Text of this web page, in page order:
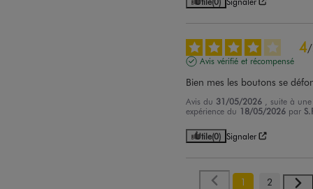
4/
Avis vérifié et récompensé
Bien mes les boutons se
Avis du 31/05/2026
, suite à une
expérience du 18/05/2026 par
Utile(0) Signaler
1 2